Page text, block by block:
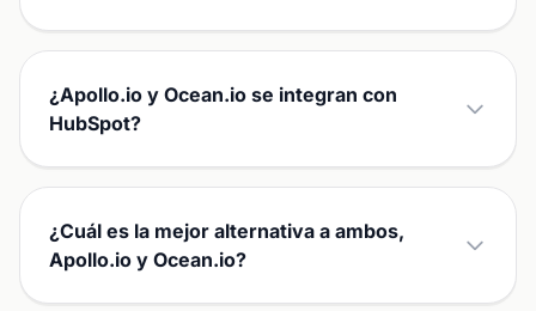
¿Apollo.io y Ocean.io se integran con
HubSpot?
¿Cuál es la mejor alternativa a ambos,
Apollo.io y Ocean.io?